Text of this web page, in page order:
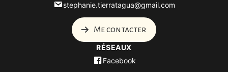
RÉSEAUX
Facebook
stephanie.tierratagua@gmail.com
Me contacter